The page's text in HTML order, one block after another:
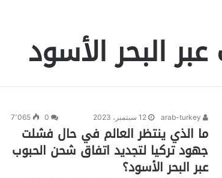
البحر الأسود
12 سبتمبر، 2023 7٬065
ما الذي ينتظر العالم في حال فشلت
جهود تركيا لتجديد اتفاق شحن الحبوب
عبر البحر الأسود؟